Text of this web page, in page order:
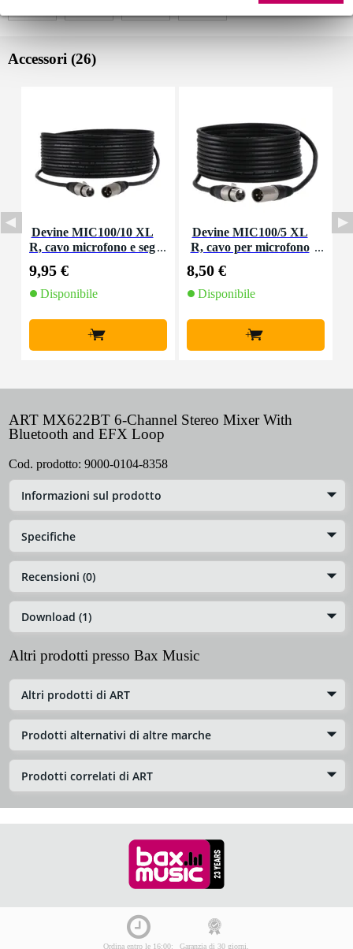
Accessori (26)
Devine MIC100/10 XL
R, cavo microfono e seg
9,95 €
Disponibile
+
Devine MIC100/5 XL
R, cavo per microfono
8,50 €
Disponibile
+
ART MX622BT 6-Channel Stereo Mixer With
Bluetooth and EFX Loop
Cod. prodotto: 9000-0104-8358
Informazioni sul prodotto
Specifiche
Recensioni (0)
Download (1)
Altri prodotti presso Bax Music
Altri prodotti di ART
Prodotti alternativi di altre marche
Prodotti correlati di ART
Ordina entro le 16:00: Garanzia di 30 giorni,